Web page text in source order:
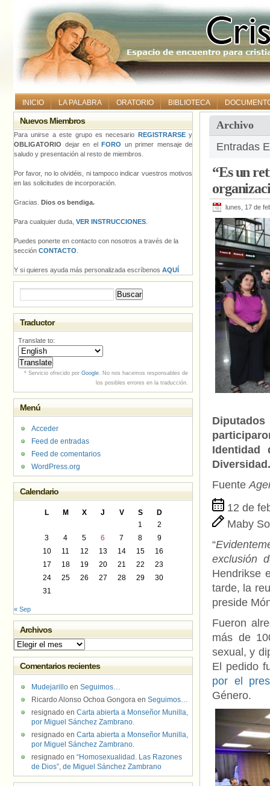
INICIO LA PALABRA ORATORIO BIBLIOTECA
Archivo
Entradas
“Es un
lunes, 17 de
Identidad
Fuente
12 de
Maby
“
exclusión
Hendrikse
tarde, la
preside
Fueron
más de
sexual, y
El pedido
por el
Género.
Nuevos Miembros
Para unirse a este grupo es necesario REGISTRARSEy
OBLIGATORIO dejar en el FORO un primer mensaje de
saludo y presentación al resto de miembros.
Por favor, no lo olvidéis, ni tampoco indicar vuestros motivos
en las solicitudes de incorporación.
Gracias. Dios os bendiga.
Para cualquier duda, VER INSTRUCCIONES
Puedes ponerte en contacto con nosotros a través de la
sección CONTACTO
Y si quieres ayuda más personalizada escríbenos AQUÍ
Traductor
Translate to:
* Servicio ofrecido por Google. No nos hacemos responsables de
los posibles errores en la traducción.
Menú
Acceder
Feed de entradas
Feed de comentarios
WordPress.org
Calendario
L M X J V S
D
1
2
3
4 5 6 7 8
9
10
11 12 13 14 15
16
17
18 19 20 21 22
23
24
25 26 27 28 29
30
31
« Sep
Archivos
Archivos
Comentarios recientes
Mudejarillo en Seguimos…
Ricardo Alonso Ochoa Gongora en Seguimos…
resignado en Carta abierta a Monseñor Munilla,
por Miguel Sánchez Zambrano.
resignado en Carta abierta a Monseñor Munilla,
por Miguel Sánchez Zambrano.
resignado en “Homosexualidad. Las Razones
de Dios”, de Miguel Sánchez Zambrano